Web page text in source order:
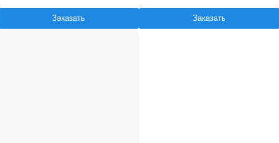
Заказать Заказать